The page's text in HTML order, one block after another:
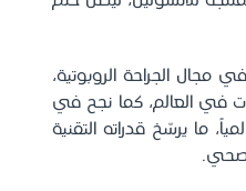
الجراحة الروبوتية،
في العالم، كما نجح في
ما يرسّخ قدراته التقنية